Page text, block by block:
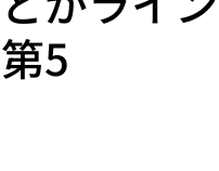
第5